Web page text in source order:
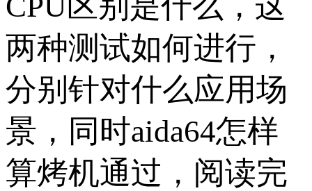
两种测试如何进行，
分别针对什么应用场
景，同时aida64怎样
算烤机通过，阅读完